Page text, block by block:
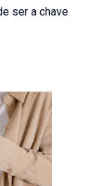
ser a chave